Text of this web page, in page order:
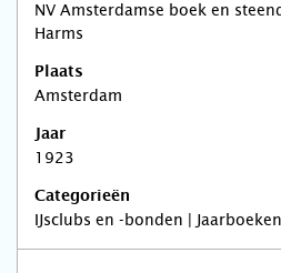
NV Amsterdamse boek en
Harms
Plaats
Amsterdam
Jaar
1923
Categorieën
IJsclubs en -bonden | Jaarboeken